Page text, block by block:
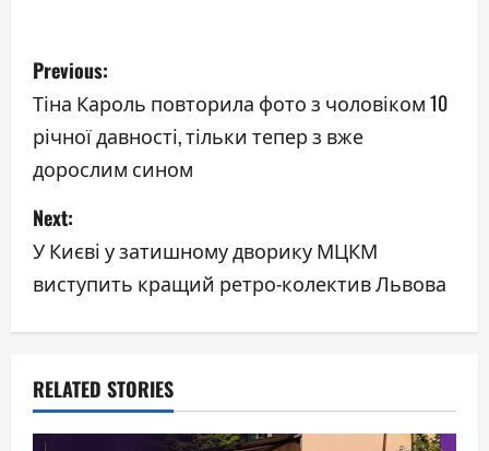
P
o
s
t
n
a
v
i
g
Previous:
Тіна Кароль повторила фото з чоловіком 10
річної давності, тільки тепер з вже
дорослим сином
Next:
У Києві у затишному дворику МЦКМ
виступить кращий ретро-колектив Львова
RELATED STORIES